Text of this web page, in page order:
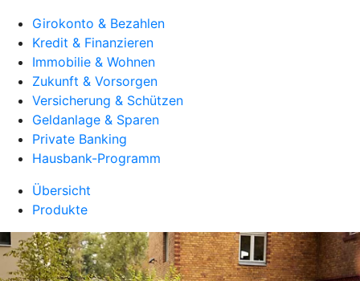
Girokonto & Bezahlen
Kredit & Finanzieren
Immobilie & Wohnen
Zukunft & Vorsorgen
Versicherung & Schützen
Geldanlage & Sparen
Private Banking
Hausbank-Programm
Übersicht
Produkte